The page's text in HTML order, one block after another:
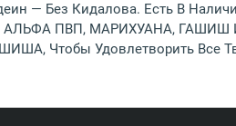
— Без Кидалова. Есть В
ПВП, МАРИХУАНА, ГАШИШ И
Чтобы Удовлетворить Все